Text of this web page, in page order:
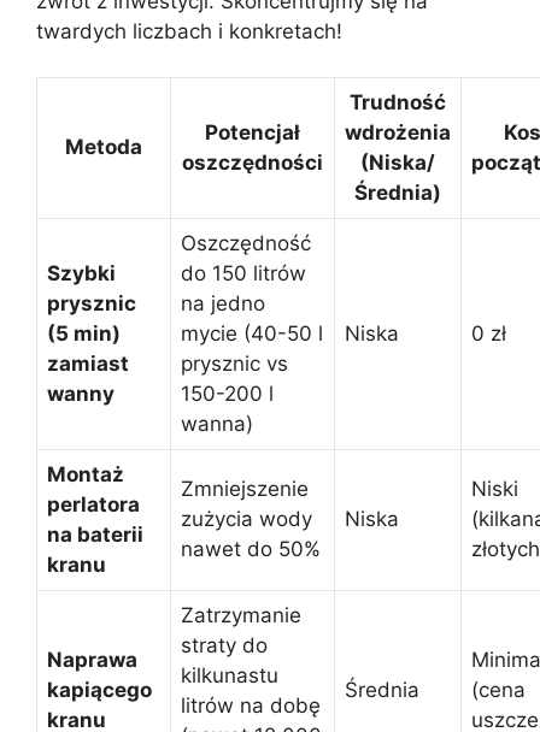
twardych liczbach i konkretach!
Metoda
Potencjał
oszczędności
Trudność
wdrożenia
(Niska/
Średnia)
Szybki
prysznic
(5 min)
zamiast
wanny
Oszczędność
do 150 litrów
na jedno
mycie (40-50 l
prysznic vs
150-200 l
wanna)
Niska 0 zł
Montaż
perlatora
na baterii
kranu
Zmniejszenie
zużycia wody
nawet do 50%
Niska
Niski
Naprawa
kapiącego
kranu
Zatrzymanie
straty do
kilkunastu
litrów na dobę
Średnia
(cena